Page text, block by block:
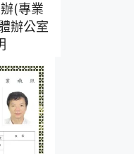
(專業
辦公室